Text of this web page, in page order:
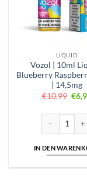
LIQUID
Vozol | 10ml
Blueberry
| 14,5mg
€10,99
Preis
€
Vozol | 10ml
IN DEN